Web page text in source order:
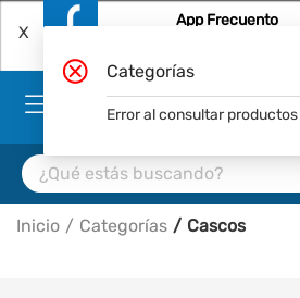
X
App Frecuento
Inicio Categorías Cascos
Categorías
Error al consultar productos